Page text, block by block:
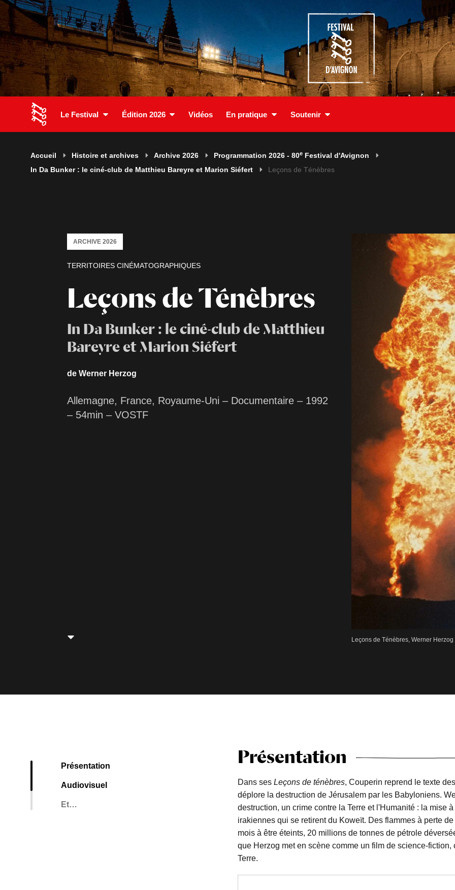
Le Festival Édition 2026 Vidéos En pratique Soutenir
Accueil Histoire et archives Archive 2026 Programmation 2026 - 80e Festival d'Avignon
In Da Bunker : le ciné-club de Matthieu Bareyre et Marion Siéfert
Leçons de Ténèbres
Leçons de Ténèbres
In Da Bunker : le ciné-club de Matthieu
Bareyre et Marion Siéfert
TERRITOIRES CINÉMATOGRAPHIQUES
ARCHIVE 2026
de Werner Herzog
Allemagne, France, Royaume-Uni – Documentaire – 1992
– 54min – VOSTF
Leçons de Ténèbres, Werner
Présentation
Audiovisuel
Et…
Présentation
Dans ses Leçons de ténèbres, Couperin reprend le texte
déplore la destruction de Jérusalem par les Babyloniens.
destruction, un crime contre la Terre et l'Humanité : la mise
irakiennes qui se retirent du Koweït. Des flammes à perte
mois à être éteints, 20 millions de tonnes de pétrole
que Herzog met en scène comme un film de science-
Terre.